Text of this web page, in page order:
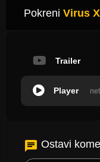
Pokreni Virus X
Trailer
Player
Ostavi